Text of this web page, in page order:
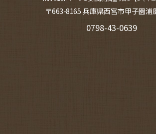
〒663-8165 兵庫県西宮市甲子園浦
0798-43-0639